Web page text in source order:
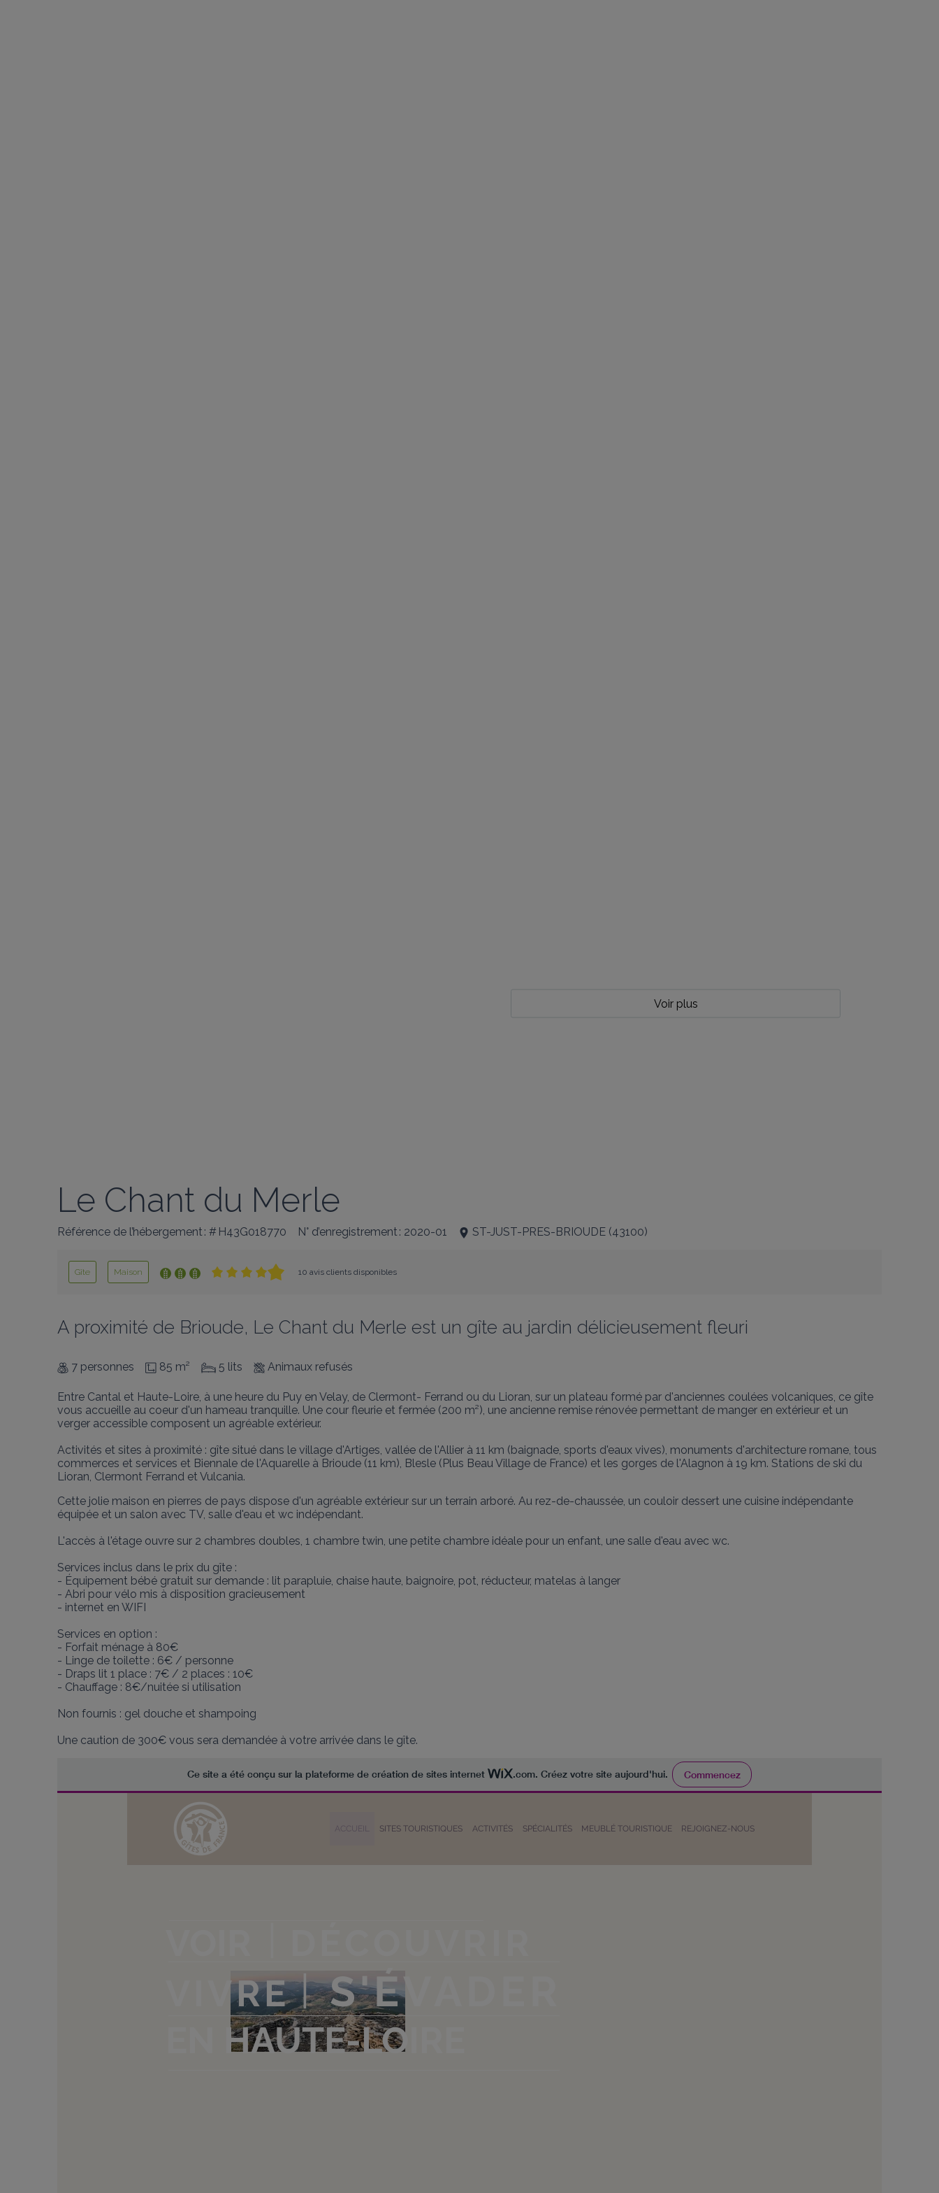
Voir plus
Le Chant du Merle
Référence de l’hébergement : # H43G018770 N° d’enregistrement : 2020-01 ST-JUST-PRES-BRIOUDE (43100)
Gîte Maison 10 avis clients disponibles
A proximité de Brioude, Le Chant du Merle est un gîte au jardin délicieusement fleuri
7 personnes 85 m² 5 lits Animaux refusés
Entre Cantal et Haute-Loire, à une heure du Puy en Velay, de Clermont- Ferrand ou du Lioran, sur un plateau formé par d'anciennes coulées volcaniques, ce gîte
vous accueille au coeur d'un hameau tranquille. Une cour fleurie et fermée (200 m²), une ancienne remise rénovée permettant de manger en extérieur et un
verger accessible composent un agréable extérieur.
Activités et sites à proximité : gîte situé dans le village d'Artiges, vallée de l'Allier à 11 km (baignade, sports d'eaux vives), monuments d'architecture romane, tous
commerces et services et Biennale de l'Aquarelle à Brioude (11 km), Blesle (Plus Beau Village de France) et les gorges de l'Alagnon à 19 km. Stations de ski du
Lioran, Clermont Ferrand et Vulcania.
Cette jolie maison en pierres de pays dispose d'un agréable extérieur sur un terrain arboré. Au rez-de-chaussée, un couloir dessert une cuisine indépendante
équipée et un salon avec TV, salle d'eau et wc indépendant.
L'accès à l'étage ouvre sur 2 chambres doubles, 1 chambre twin, une petite chambre idéale pour un enfant, une salle d'eau avec wc.
Services inclus dans le prix du gîte :
- Équipement bébé gratuit sur demande : lit parapluie, chaise haute, baignoire, pot, réducteur, matelas à langer
- Abri pour vélo mis à disposition gracieusement
- internet en WIFI
Services en option :
- Forfait ménage à 80€
- Linge de toilette : 6€ / personne
- Draps lit 1 place : 7€ / 2 places : 10€
- Chauffage : 8€/nuitée si utilisation
Non fournis : gel douche et shampoing
Une caution de 300€ vous sera demandée à votre arrivée dans le gîte.